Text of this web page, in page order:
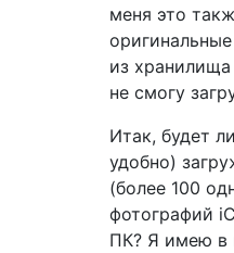
меня это
из
не смогу
Итак, будет
удобно)
(более 100
фотографий
ПК? Я имею в